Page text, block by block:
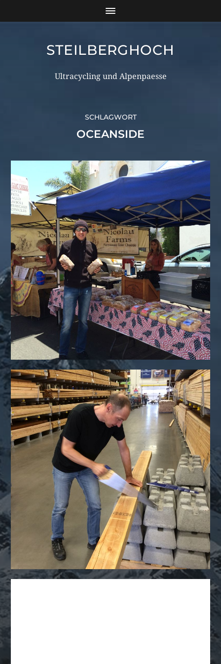
STEILBERGHOCH
Ultracycling und Alpenpaesse
SCHLAGWORT
OCEANSIDE